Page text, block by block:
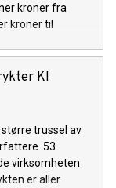
kroner fra
kroner til
KI
trussel av
53
virksomheten
er aller